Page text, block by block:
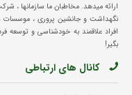
ارائه میدهد. مخاطبان ما سازمانها ،
نگهداشت و جانشین پروری ، موسسات
افراد علاقمند به خودشناسی و
بگیر!
کانال های ارتباطی